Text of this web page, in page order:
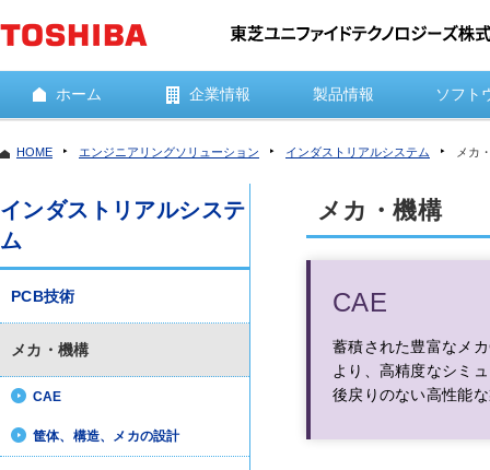
ホーム 企業情報 製品情報 ソフト
HOME エンジニアリングソリューション インダストリアルシステム メカ
メカ・機構
CAE
蓄積された豊富なメ
より、高精度なシミ
後戻りのない高性能
インダストリアルシステ
ム
PCB技術
メカ・機構
CAE
筐体、構造、メカの設計